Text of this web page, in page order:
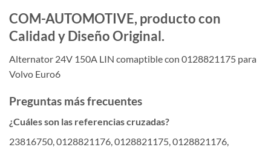
COM-AUTOMOTIVE, producto con
Calidad y Diseño Original.
Alternator 24V 150A LIN comaptible con 0128821175 para
Volvo Euro6
Preguntas más frecuentes
¿Cuáles son las referencias cruzadas?
23816750, 0128821176, 0128821175, 0128821176,